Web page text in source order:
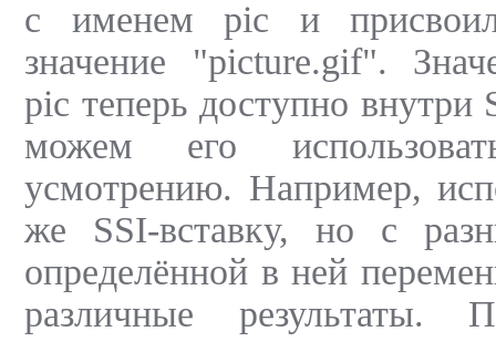
с именем pic и
значение "picture.gif".
pic теперь доступно внутри
можем его
усмотрению. Например,
же SSI-вставку, но с
определённой в ней
различные результаты.